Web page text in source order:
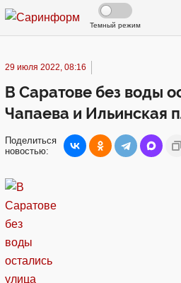
Темный режим
29 июля 2022, 08:16
В Саратове без воды
Чапаева и Ильинская
Поделиться
новостью: